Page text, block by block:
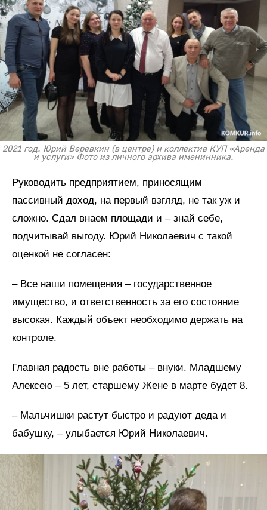
2021 год. Юрий Веревкин (в центре) и коллектив КУП «Аренда
и услуги» Фото из личного архива именинника.
Руководить предприятием, приносящим
пассивный доход, на первый взгляд, не так уж и
сложно. Сдал внаем площади и – знай себе,
подчитывай выгоду. Юрий Николаевич с такой
оценкой не согласен:
– Все наши помещения – государственное
имущество, и ответственность за его состояние
высокая. Каждый объект необходимо держать на
контроле.
Главная радость вне работы – внуки. Младшему
Алексею – 5 лет, старшему Жене в марте будет 8.
– Мальчишки растут быстро и радуют деда и
бабушку, – улыбается Юрий Николаевич.